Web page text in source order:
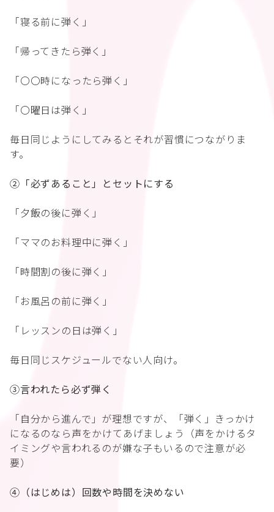
「寝る前に弾く」
「帰ってきたら弾く」
「〇〇時になったら弾く」
「〇曜日は弾く」
毎日同じようにしてみるとそれが習慣につながりま
す。
②「必ずあること」とセットにする
「夕飯の後に弾く」
「ママのお料理中に弾く」
「時間割の後に弾く」
「お風呂の前に弾く」
「レッスンの日は弾く」
毎日同じスケジュールでない人向け。
③言われたら必ず弾く
「自分から進んで」が理想ですが、「弾く」きっかけ
になるのなら声をかけてあげましょう（声をかけるタ
イミングや言われるのが嫌な子もいるので注意が必
要）
④（はじめは）回数や時間を決めない